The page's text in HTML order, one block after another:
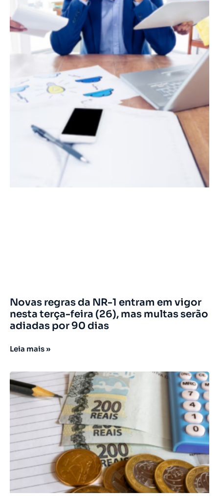
Novas regras da NR-1 entram em vigor
nesta terça-feira (26), mas multas serão
adiadas por 90 dias
Leia mais »